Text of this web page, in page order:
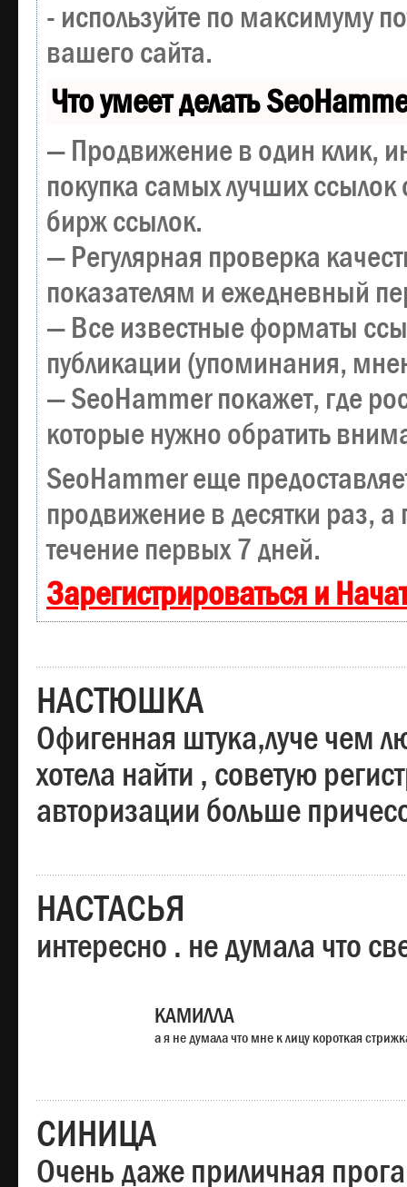
- используйте по максимуму
вашего сайта.
Что умеет делать
— Продвижение в один клик,
покупка самых лучших ссылок
бирж ссылок.
— Регулярная проверка
показателям и ежедневный
— Все известные форматы
публикации (упоминания,
— SeoHammer покажет, где
которые нужно обратить
SeoHammer еще
продвижение в десятки раз, а
течение первых 7 дней.
Зарегистрироваться и
НАСТЮШКА
Офигенная штука,луче чем
хотела найти , советую
авторизации больше
НАСТАСЬЯ
интересно . не думала что
КАМИЛЛА
а я не думала что мне к лицу короткая
СИНИЦА
Очень даже приличная